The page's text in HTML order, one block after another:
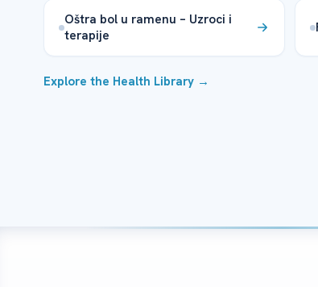
Oštra bol u ramenu – Uzroci i
terapije
Explore the Health Library →